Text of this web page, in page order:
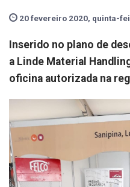
20 fevereiro 2020, quinta-
Inserido no plano de
a Linde Material
oficina autorizada na